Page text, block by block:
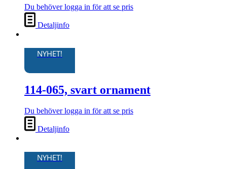
Du behöver logga in för att se pris
Detaljinfo
NYHET!
114-065, svart ornament
Du behöver logga in för att se pris
Detaljinfo
NYHET!